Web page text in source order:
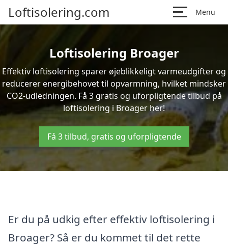
Loftisolering.com Menu
Loftisolering Broager
Effektiv loftisolering sparer øjeblikkeligt varmeudgifter og
reducerer energibehovet til opvarmning, hvilket mindsker
CO2-udledningen. Få 3 gratis og uforpligtende tilbud på
loftisolering i Broager her!
Få 3 tilbud, gratis og uforpligtende
Er du på udkig efter effektiv loftisolering i
Broager? Så er du kommet til det rette